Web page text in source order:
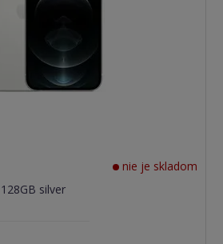
nie je skladom
silver